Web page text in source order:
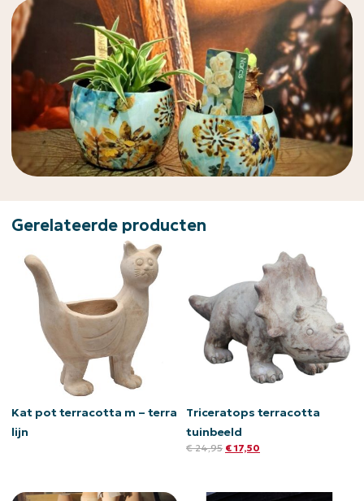
Gerelateerde producten
Kat pot terracotta m – terra
lijn
Triceratops terracotta
tuinbeeld
€24,95 €17,50